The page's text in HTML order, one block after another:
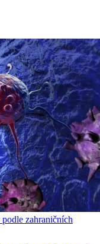
zahraničních